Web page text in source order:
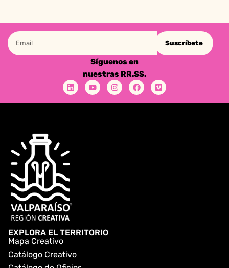
Suscríbete
Síguenos en
nuestras RR.SS.
EXPLORA EL TERRITORIO
Mapa Creativo
Catálogo Creativo